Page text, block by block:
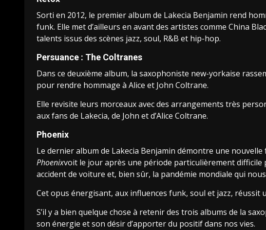
Sorti en 2012, le premier album de Lakecia Benjamin rend
funk. Elle met d’ailleurs en avant des artistes comme China
talents issus des scènes jazz, soul, R&B et hip-hop.
Persuance : The Coltranes
Dans ce deuxième album, la saxophoniste new-yorkaise
pour rendre hommage à Alice et John Coltrane.
Elle revisite leurs morceaux avec des arrangements très
aux fans de Lakecia, de John et d’Alice Coltrane.
Phoenix
Le dernier album de Lakecia Benjamin démontre une
Phoenixvoit le jour après une période particulièrement
accident de voiture et, bien sûr, la pandémie mondiale qui
Cet opus énergisant, aux influences funk, soul et jazz,
S’il y a bien quelque chose à retenir des trois albums de la
son énergie et son désir d’apporter du positif dans nos vies.